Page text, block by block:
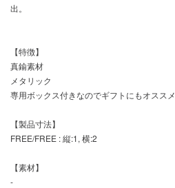
出。
【特徴】
真鍮素材
メタリック
専用ボックス付きなのでギフトにもオススメ
【製品寸法】
FREE/FREE : 縦:1, 横:2
【素材】
-